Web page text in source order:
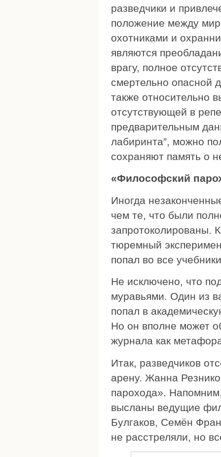
разведчики и
положение между
охотниками и
являются
врагу, полное
смертельно опасной
также относительно
отсутствующей в
предварительным
лабиринта”, можно
сохраняют память о
«Философский
Иногда
чем те, что были
запротоколированы.
тюремный
попал во все
Не исключено, что
муравьями. Один из
попал в
Но он вполне может
журнала как
Итак, разведчиков
арену. Жанна
парохода».
высланы ведущие
Булгаков, Семён
не расстреляли, но